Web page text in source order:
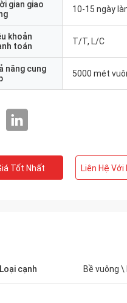
gian giao
10-15 ngày
khoản
toán
T/T, L/C
năng cung
5000 mét
Tốt Nhất Liên Hệ Với
Loại cạnh Bề vuông \